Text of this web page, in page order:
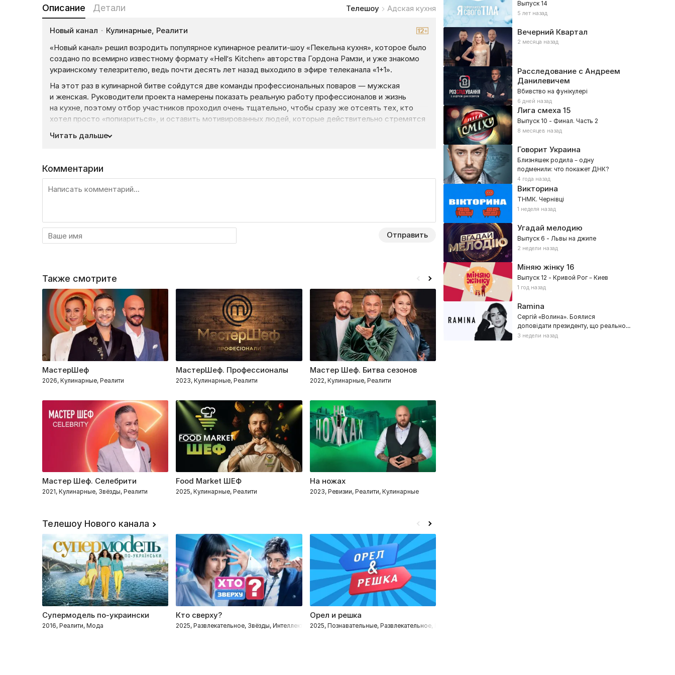
Описание Детали Телешоу Адская кухня
Новый канал · Кулинарные, Реалити
«Новый канал» решил возродить популярное кулинарное реалити-шоу «Пекельна кухня», которое было
создано по всемирно известному формату «Hell’s Kitchen» авторства Гордона Рамзи, и уже знакомо
украинскому телезрителю, ведь почти десять лет назад выходило в эфире телеканала «1+1».
На этот раз в кулинарной битве сойдутся две команды профессиональных поваров — мужская
и женская. Руководители проекта намерены показать реальную работу профессионалов и жизнь
на кухне, поэтому отбор участников проходил очень тщательно, чтобы сразу же отсеять тех, кто
хотел просто «попиариться», и оставить мотивированных людей, которые действительно стремятся
школах Европы, а также проходил стажировку в Италии, Испании и США. Кроме того Якутов работал
бренд-шефом, получил престижную премию «Пальмовая ветвь», стал шеф-поваром и партнером
в ресторане «Игра с Огнем», а затем открыл свой собственный ресторан «Публицист». Именно в нем
Читать дальше
Комментарии
Отправить
Выпуск 14
5 лет назад
Вечерний Квартал
2 месяца назад
Расследование с Андреем
Данилевичем
Вбивство на фунікулері
6 дней назад
Лига смеха 15
Выпуск 10 - Финал. Часть 2
8 месяцев назад
Говорит Украина
Близняшек родила – одну
подменили: что покажет ДНК?
4 года назад
Викторина
ТНМК. Чернівці
1 неделя назад
Угадай мелодию
Выпуск 6 - Львы на джипе
2 недели назад
Міняю жінку16
Выпуск 12 - Кривой Рог – Киев
1 год назад
Ramina
Сергій «Волина». Боялися
доповідати президенту, що реально
відбувалося
3 недели назад
Также смотрите
МастерШеф
2026, Кулинарные, Реалити
МастерШеф. Профессионалы
2023, Кулинарные, Реалити
Мастер Шеф. Битва сезонов
2022, Кулинарные, Реалити
Мастер Шеф. Селебрити
2021, Кулинарные, Звёзды, Реалити
Food Market ШЕФ
2025, Кулинарные, Реалити
На ножах
2023, Ревизии, Реалити, Кулинарные
Телешоу Нового канала
Супермодель по-украински
2016, Реалити, Мода
Кто сверху?
2025, Развлекательное, Звёзды, Интеллектуальное
Орел и решка
2025, Познавательные, Развлекательное, Путешествия